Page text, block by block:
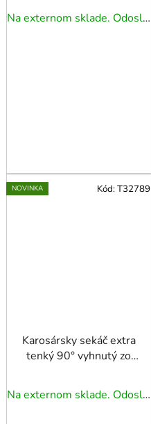
Na externom sklade. Odoslanie 3 - 5 prac. dní.
NOVINKA
Karosársky sekáč extra
tenký 90° vyhnutý zo
rukoväť
Na externom sklade. Odoslanie 3 - 5 prac. dní.
Kód:T32789